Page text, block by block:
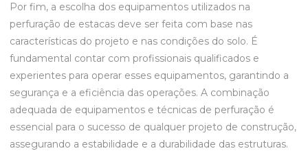
Por fim, a escolha dos equipamentos utilizados na
perfuração de estacas deve ser feita com base nas
características do projeto e nas condições do solo. É
fundamental contar com profissionais qualificados e
experientes para operar esses equipamentos, garantindo a
segurança e a eficiência das operações. A combinação
adequada de equipamentos e técnicas de perfuração é
essencial para o sucesso de qualquer projeto de construção,
assegurando a estabilidade e a durabilidade das estruturas.